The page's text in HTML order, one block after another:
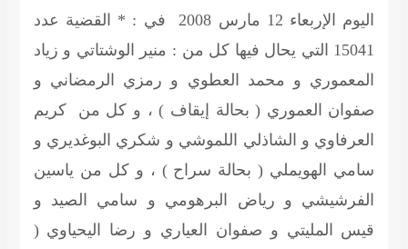
اليوم الإربعاء 12 مارس 2008 في : * القضية عدد
15041 التي يحال فيها كل من : منير الوشتاتي و زياد
المعموري و محمد العطوي و رمزي الرمضاني و
صفوان العموري ( بحالة إيقاف ) ، و كل من كريم
العرفاوي و الشاذلي اللموشي و شكري البوغديري و
سامي الهويملي ( بحالة سراح ) ، و كل من ياسين
الفرشيشي و رياض البرهومي و سامي الصيد و
قيس المليتي و صفوان العياري و رضا اليحياوي (